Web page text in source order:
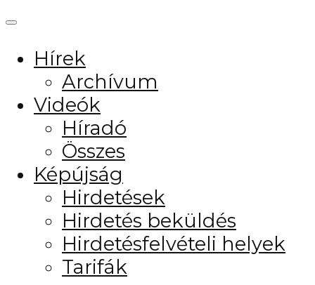
Hírek
Archívum
Videók
Híradó
Összes
Képújság
Hirdetések
Hirdetés beküldés
Hirdetésfelvételi helyek
Tarifák